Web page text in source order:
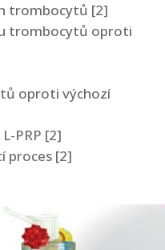
trombocytů [2]
trombocytů oproti
oproti výchozí
PRP [2]
proces [2]